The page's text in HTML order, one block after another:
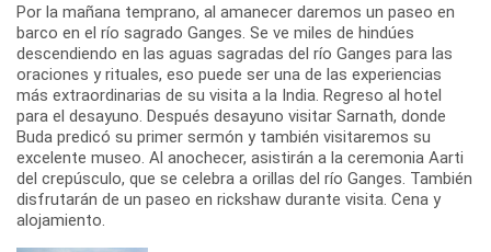
Por la mañana temprano, al amanecer daremos un paseo en
barco en el río sagrado Ganges. Se ve miles de hindúes
descendiendo en las aguas sagradas del río Ganges para las
oraciones y rituales, eso puede ser una de las experiencias
más extraordinarias de su visita a la India. Regreso al hotel
para el desayuno. Después desayuno visitar Sarnath, donde
Buda predicó su primer sermón y también visitaremos su
excelente museo. Al anochecer, asistirán a la ceremonia Aarti
del crepúsculo, que se celebra a orillas del río Ganges. También
disfrutarán de un paseo en rickshaw durante visita. Cena y
alojamiento.